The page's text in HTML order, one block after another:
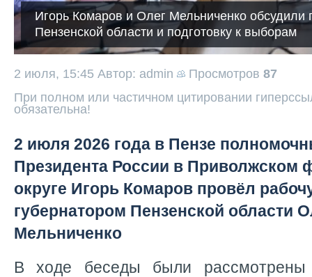
Игорь Комаров и Олег Мельниченко обсудили
Пензенской области и подготовку к выборам
2 июля, 15:45 Автор: admin Просмотров 87
При полном или частичном цитировании
обязательна!
2 июля 2026 года в Пензе
Президента России в Приволжском
округе Игорь Комаров провёл
губернатором Пензенской области
Мельниченко
В ходе беседы были